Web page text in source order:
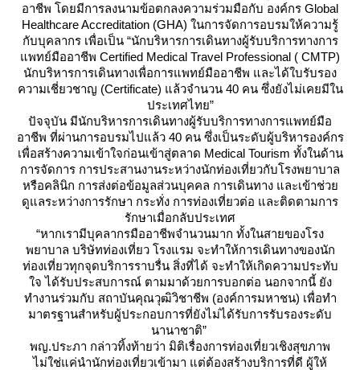
อาชีพ โดยมีการลงนามข้อตกลงความร่วมมือกับ องค์กร Global
Healthcare Accreditation (GHA) ในการจัดการอบรมให้ความรู้
กับบุคลากร เพื่อเป็น “นักบริหารการเดินทางผู้รับบริการทางการ
พทย์มืออาชีพ Certified Medical Travel Professional ( CMTP)
นักบริหารการเดินทางเพื่อการแพทย์มืออาชีพ และได้ใบรับรอง
ความเชี่ยวชาญ (Certificate) แล้วจำนวน 40 คน ซึ่งยังไม่เคยมีใน
ประเทศไทย”
ปัจจุบัน มีนักบริหารการเดินทางผู้รับบริการทางการแพทย์มือ
อาชีพ ที่ผ่านการอบรมไปแล้ว 40 คน ซึ่งเป็นระดับผู้บริหารองค์กร
เพื่อสร้างความเข้าใจก่อนเข้าสู่ตลาด Medical Tourism ทั้งในด้าน
การจัดการ การประสานงานระหว่างนักท่องเที่ยวกับโรงพยาบาล
หรือคลินิก การส่งต่อข้อมูลส่วนบุคคล การเดินทาง และเข้าช่ว
ดูแลระหว่างการรักษา กระทั่ง การท่องเที่ยวต่อ และติดตามการ
รักษาเมื่อกลับประเทศ
“หากเรามีบุคลากรมืออาชีพจำนวนมาก ทั้งในสายของโรง
พยาบาล บริษัทท่องเที่ยว โรงแรม จะทำให้การเดินทางของนัก
ท่องเที่ยวทุกจุดบริการราบรื่น สิ่งที่ได้ จะทำให้เกิดความประทับ
จ ได้รับประสบการณ์ ตามมาด้วยการบอกต่อ นอกจากนี้ ยัง
ทำงานร่วมกับ สถาบันคุณวุฒิวิชาชีพ (องค์การมหาชน) เพื่อทำ
มาตรฐานสำหรับผู้ประกอบการที่ยังไม่ได้รับการรับรองระดับ
นานาชาติ”
พญ.ประภา กล่าวทิ้งท้ายว่า มิติเรื่องการท่องเที่ยวเชิงสุขภาพ
ไม่ใช่แค่นำนักท่องเที่ยวเข้ามา แต่ต้องสร้างบริการที่ดี ผู้ให้